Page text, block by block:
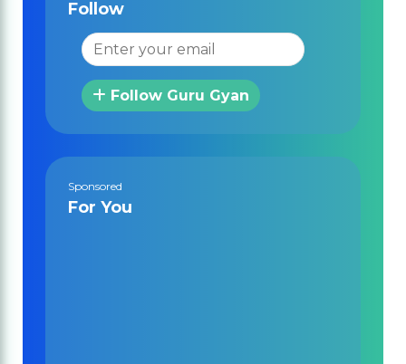
Follow
Follow Guru Gyan
Sponsored
For You